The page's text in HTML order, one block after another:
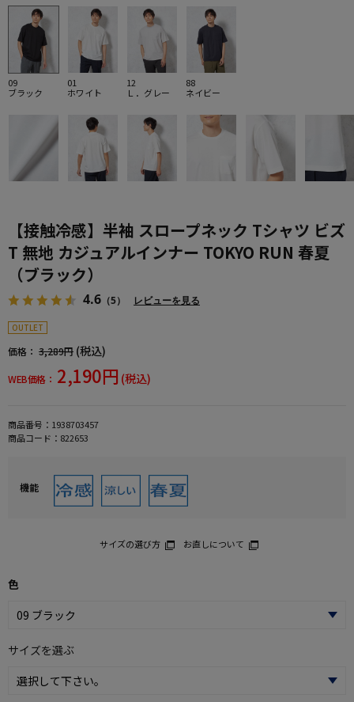
09
ブラック
01
ホワイト
12
Ｌ．グレー
88
ネイビー
【接触冷感】半袖 スロープネック Tシャツ ビズ
T 無地 カジュアルインナー TOKYO RUN 春夏
（ブラック）
4.6 （5） レビューを見る
OUTLET
価格： 3,289円 (税込)
WEB価格： 2,190円 (税込)
商品番号： 1938703457
商品コード： 822653
機能
サイズの選び方 お直しについて
色
サイズを選ぶ